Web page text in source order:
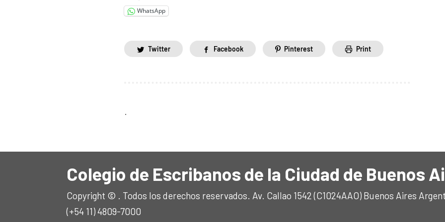
WhatsApp
Twitter Facebook Pinterest Print
.
Colegio de Escribanos de la Ciudad de Buenos
Copyright © . Todos los derechos reservados. Av. Callao 1542 (C1024AAO) Buenos Aires
(+54 11) 4809-7000